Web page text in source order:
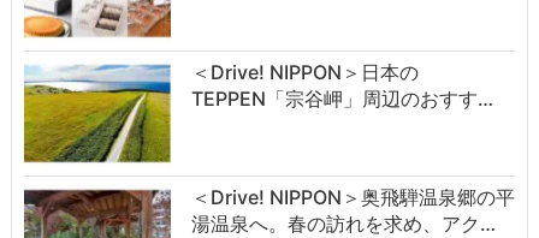
＜Drive! NIPPON＞日本の
TEPPEN「宗谷岬」周辺のおすす…
＜Drive! NIPPON＞奥飛騨温泉郷の平
湯温泉へ。春の訪れを求め、アク…